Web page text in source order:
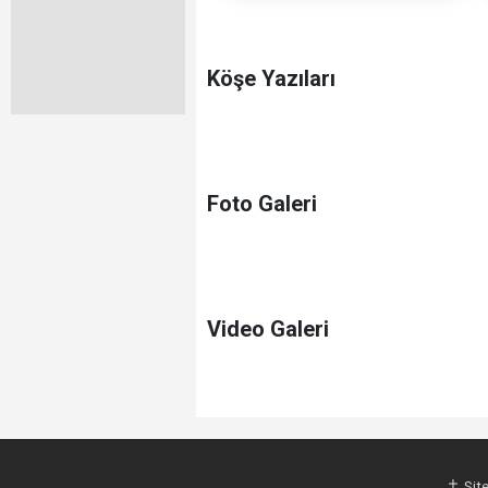
Köşe Yazıları
Foto Galeri
Video Galeri